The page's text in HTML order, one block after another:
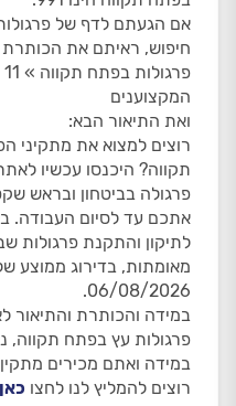
אם הגעתם לדף של
חיפוש, ראיתם את
המקצוענים
ואת התיאור הבא:
רוצים למצוא את מתקיני
תקווה? היכנסו עכשיו
פרגולה בביטחון ובראש
06/08/2026.
במידה והכותרת
פרגולות עץ בפתח תקווה,
במידה ואתם מכירים
רוצים להמליץ לנו לחצו כאן